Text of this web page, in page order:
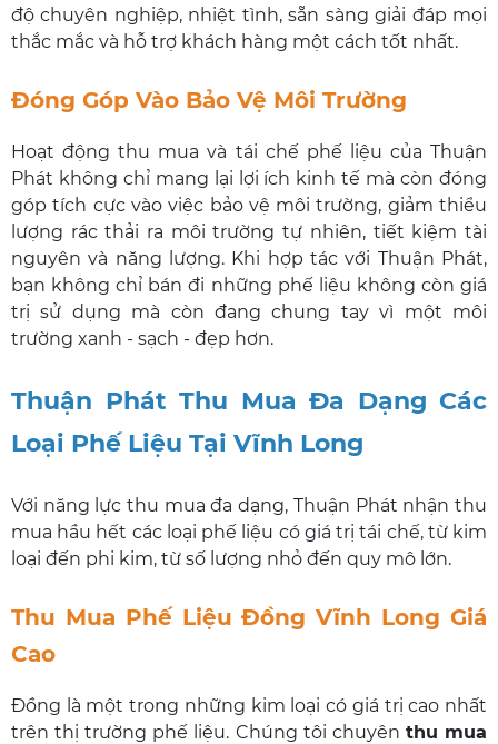
độ chuyên nghiệp, nhiệt tình, sẵn sàng giải đáp mọi
thắc mắc và hỗ trợ khách hàng một cách tốt nhất.
Đóng Góp Vào Bảo Vệ Môi Trường
Hoạt động thu mua và tái chế phế liệu của Thuận
Phát không chỉ mang lại lợi ích kinh tế mà còn đóng
góp tích cực vào việc bảo vệ môi trường, giảm thiểu
lượng rác thải ra môi trường tự nhiên, tiết kiệm tài
nguyên và năng lượng. Khi hợp tác với Thuận Phát,
bạn không chỉ bán đi những phế liệu không còn giá
trị sử dụng mà còn đang chung tay vì một môi
trường xanh - sạch - đẹp hơn.
Thuận Phát Thu Mua Đa Dạng Các
Loại Phế Liệu Tại Vĩnh Long
Với năng lực thu mua đa dạng, Thuận Phát nhận thu
mua hầu hết các loại phế liệu có giá trị tái chế, từ kim
loại đến phi kim, từ số lượng nhỏ đến quy mô lớn.
Thu Mua Phế Liệu Đồng Vĩnh Long Giá
Cao
Đồng là một trong những kim loại có giá trị cao nhất
trên thị trường phế liệu. Chúng tôi chuyên thu mua